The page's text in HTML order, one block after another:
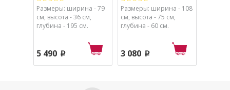
Размеры: ширина - 79
см, высота - 36 см,
глубина - 195 см.
5 490 p
Размеры: ширина - 108
см, высота - 75 см,
глубина - 60 см.
3 080 p